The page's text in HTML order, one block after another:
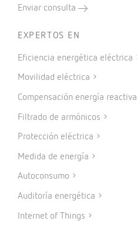
Enviar consulta
EXPERTOS EN
Eficiencia energética eléctrica
Movilidad eléctrica
Compensación energía reactiva
Filtrado de armónicos
Protección eléctrica
Medida de energía
Autoconsumo
Auditoría energética
Internet of Things